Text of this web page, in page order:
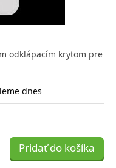
odklápacím krytom pre
dnes
Pridať do košíka